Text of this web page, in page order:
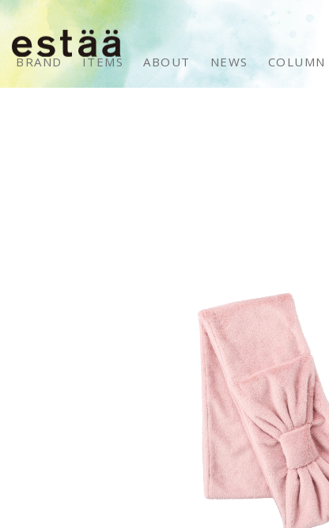
BRAND ITEMS ABOUT NEWS COLUMN